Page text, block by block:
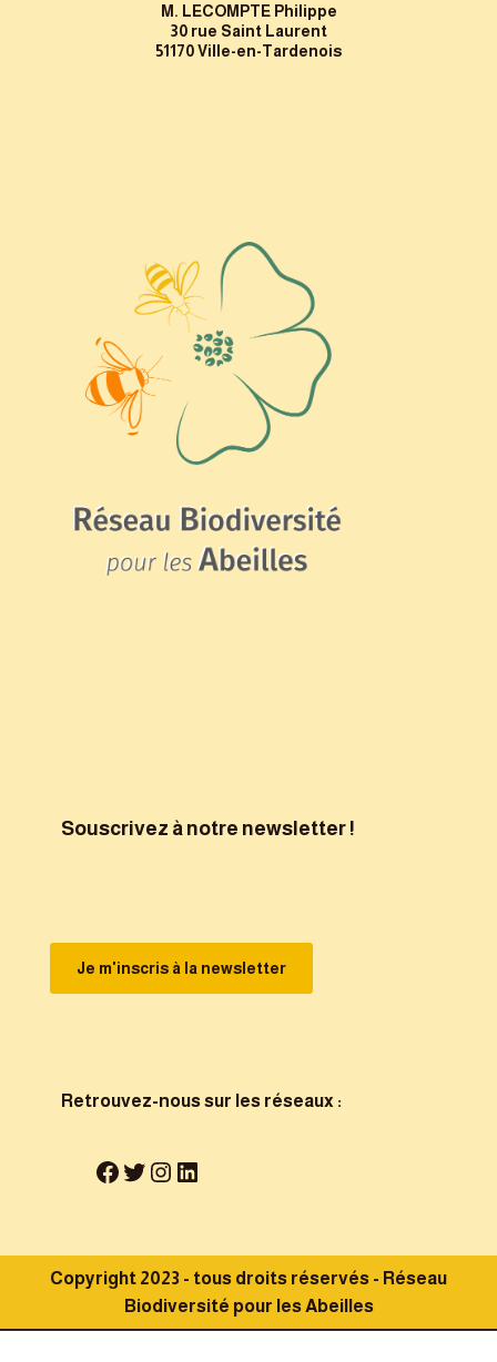
M. LECOMPTE Philippe
30 rue Saint Laurent
51170 Ville-en-Tardenois
Souscrivez à notre newsletter !
Je m'inscris à la newsletter
Retrouvez-nous sur les réseaux :
Copyright 2023 - tous droits réservés - Réseau
Biodiversité pour les Abeilles